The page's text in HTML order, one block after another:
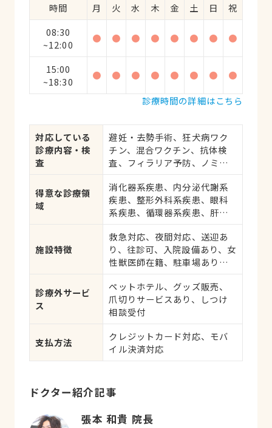
時間 月 火 水 木 金 土 日
祝
08:30
~12:00
● ● ● ● ● ● ● ●
15:00
~18:30
● ● ● ● ● ● ●
●
診療時間の詳細はこちら
対応している
診療内容・検
査
避妊・去勢手術、狂犬病ワク
チン、混合ワクチン、抗体検
査、フィラリア予防、ノミ・
応、健康診断、各種検査、外
科手術
得意な診療領
域
消化器系疾患、内分泌代謝系
疾患、整形外科系疾患、眼科
系疾患、循環器系疾患、肝・
疫系疾患、耳系疾患、皮膚系
疾患、腎・泌尿器系疾患、生
殖器系疾患、腫瘍・がん、ア
けが・その他
施設特徴
救急対応、夜間対応、送迎あ
り、往診可、入院設備あり、女
性獣医師在籍、駐車場あり、
可、日曜診療、祝日診療
診療外サービ
ス
ペットホテル、グッズ販売、
爪切りサービスあり、しつけ
相談受付
支払方法
クレジットカード対応、モバ
イル決済対応
ドクター紹介記事
張本 和貴 院長